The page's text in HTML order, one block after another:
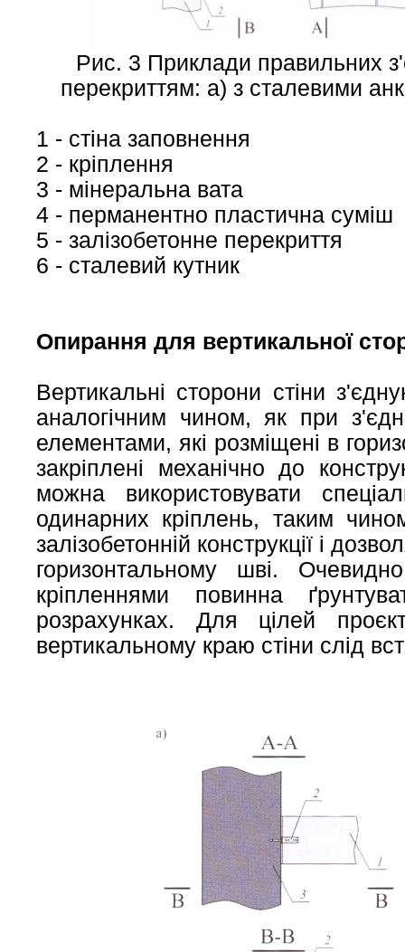
Рис. 3 Приклади правильних
перекриттям: а) з сталевими
1 - стіна заповнення
2 - кріплення
3 - мінеральна вата
4 - перманентно пластична суміш
5 - залізобетонне перекриття
6 - сталевий кутник
Опирання для вертикальної
Вертикальні сторони стіни
аналогічним чином, як при
елементами, які розміщені в
закріплені механічно до
можна використовувати
одинарних кріплень, таким
залізобетонній конструкції і
горизонтальному шві.
кріпленнями повинна
розрахунках. Для цілей
вертикальному краю стіни слід